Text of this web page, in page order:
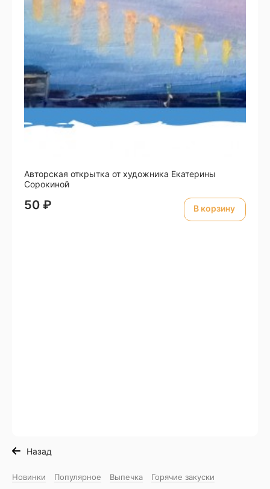
Авторская открытка от художника Екатерины
Сорокиной
50 ₽ В корзину
Назад
Новинки Популярное Выпечка
Горячие закуски